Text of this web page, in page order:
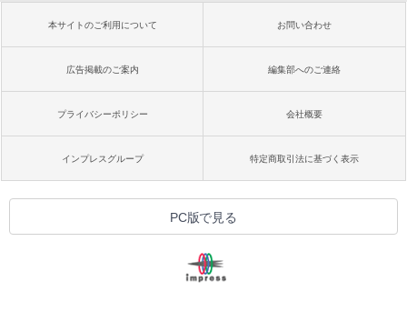
本サイトのご利用について お問い合わせ
広告掲載のご案内 編集部へのご連絡
プライバシーポリシー 会社概要
インプレスグループ 特定商取引法に基づく表示
PC版で見る